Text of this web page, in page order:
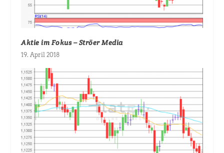
Aktie im Fokus – Ströer Media
19. April 2018